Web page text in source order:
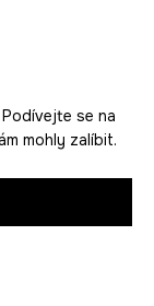
se na
mohly zalíbit.